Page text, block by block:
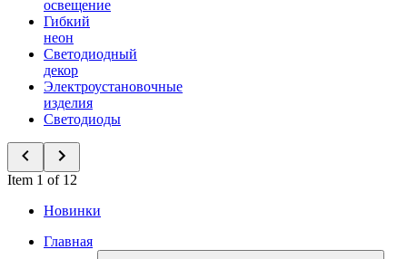
освещение
Гибкий
неон
Светодиодный
декор
Электроустановочные
изделия
Светодиоды
Item 1 of 12
Новинки
Главная